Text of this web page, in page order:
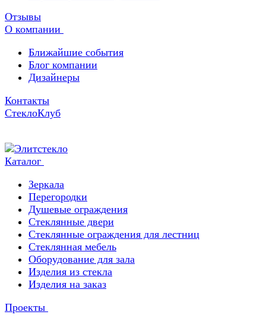
Отзывы
О компании
Ближайшие события
Блог компании
Дизайнеры
Контакты
СтеклоКлуб
Каталог
Зеркала
Перегородки
Душевые ограждения
Стеклянные двери
Стеклянные ограждения для лестниц
Стеклянная мебель
Оборудование для зала
Изделия из стекла
Изделия на заказ
Проекты